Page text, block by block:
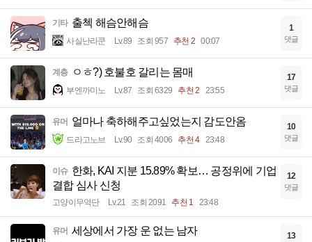
기타 출첵 해슴안해슴
사실난라쿤 Lv.89 조회 957 추천 2 00:07
1
댓글
계층 ㅇㅎ?) 호불호 갈리는 몸매
부엔까미노 Lv.87 조회 6329 추천 2 23:55
17
댓글
유머 얼마나 축하해주고싶었는지 감도안옴
드라고노브 Lv.90 조회 4006 추천 4 23:48
10
댓글
이슈 한화, KAI 지분 15.89% 확보… 공정위에 기업
결합 심사 신청
고양이무역단 Lv.21 조회 2091 추천 1 23:48
12
댓글
유머 세상에서 가장 운 없는 남자 13